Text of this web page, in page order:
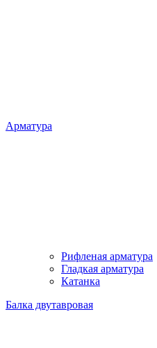
Арматура
Рифленая арматура
Гладкая арматура
Катанка
Балка двутавровая